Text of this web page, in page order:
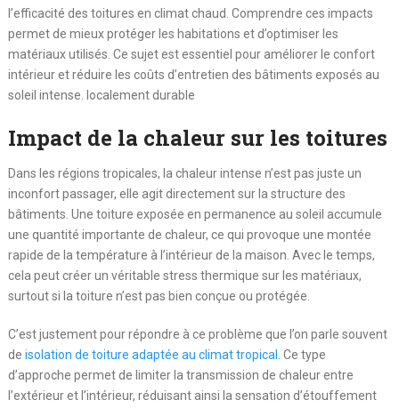
l’efficacité des toitures en climat chaud. Comprendre ces impacts
permet de mieux protéger les habitations et d’optimiser les
matériaux utilisés. Ce sujet est essentiel pour améliorer le confort
intérieur et réduire les coûts d’entretien des bâtiments exposés au
soleil intense. localement durable
Impact de la chaleur sur les toitures
Dans les régions tropicales, la chaleur intense n’est pas juste un
inconfort passager, elle agit directement sur la structure des
bâtiments. Une toiture exposée en permanence au soleil accumule
une quantité importante de chaleur, ce qui provoque une montée
rapide de la température à l’intérieur de la maison. Avec le temps,
cela peut créer un véritable stress thermique sur les matériaux,
surtout si la toiture n’est pas bien conçue ou protégée.
C’est justement pour répondre à ce problème que l’on parle souvent
de isolation de toiture adaptée au climat tropical
. Ce type
d’approche permet de limiter la transmission de chaleur entre
l’extérieur et l’intérieur, réduisant ainsi la sensation d’étouffement